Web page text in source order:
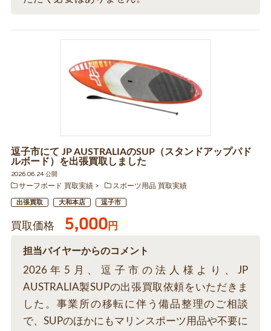
逗子市にて JP AUSTRALIAのSUP（スタンドアップパド
ルボード）を出張買取しました
2026.06.24 公開
サーフボード 買取実績
スポーツ用品 買取実績
出張買取 大和本店 逗子市
買取価格 5,000円
担当バイヤーからのコメント
2026年5月、逗子市の法人様より、JP
AUSTRALIA製SUPの出張買取依頼をいただきま
した。事業所の移転に伴う備品整理のご相談
で、SUPのほかにもマリンスポーツ用品や不要に